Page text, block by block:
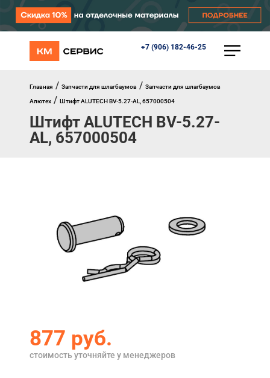
+7 (906) 182-46-25
КАТАЛОГ
Автоматика
Перегрузочное оборудование
Уличные калитки
Шлагбаумы
Противопожарные ворота
Окна, порталы, двери
Сервис
Главная / Запчасти для шлагбаумов / Запчасти для шлагбаумов
Алютех / Штифт ALUTECH BV-5.27-AL, 657000504
Штифт ALUTECH BV-5.27-
AL, 657000504
877 руб.
стоимость уточняйте у менеджеров